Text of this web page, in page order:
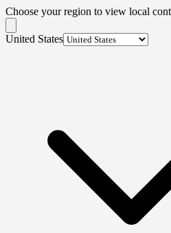
Choose your region to view local
United States